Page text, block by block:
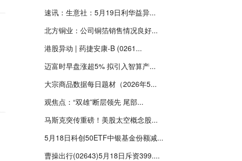
速讯：生意社：5月19日利华益异...
北方铜业：公司铜箔销售情况良好...
港股异动 | 药捷安康-B (0261...
迈富时早盘涨超5% 拟引入智算产...
大宗商品数据每日题材（2026年5...
观焦点：“双雄”断层领先 尾部...
马斯克突传重磅！美股太空概念股...
5月18日科创50ETF中银基金份额减...
曹操出行(02643)5月18日斥资399....